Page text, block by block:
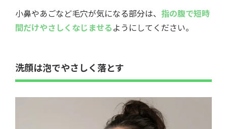
小鼻やあごなど毛穴が気になる部分は、 指の腹で短時
間だけやさしくなじませるようにしてください。
洗顔は泡でやさしく落とす